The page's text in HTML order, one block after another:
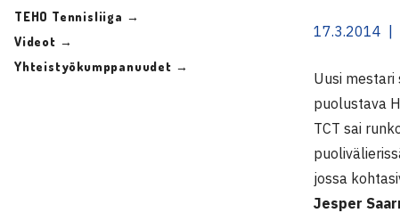
TEHO Tennisliiga →
Videot →
Yhteistyökumppanuudet →
17.3.2014 |
Uusi
puolustava
TCT sai
jossa
Jesper